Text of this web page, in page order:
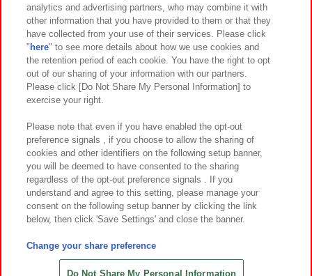
関連会社 サステナビリティ サイトポリシー
プライバシーポリシー ウェブアクセシビリティ方針と検証結果
お取引先さまとともに
カスタマーハラスメント対応方針 よくあるご質問・お問い合わせ
©Bandai Namco Amusement Inc.
©Bandai Namco Amusement Lab Inc.
©HANAYASHIKI Co., Ltd. All Rights Reserved.
analytics and advertising partners, who may combine it with
other information that you have provided to them or that they
have collected from your use of their services. Please click
" here" to see more details about how we use cookies and
the retention period of each cookie. You have the right to opt
out of our sharing of your information with our partners.
Please click [Do Not Share My Personal Information] to
exercise your right.
Please note that even if you have enabled the opt-out
preference signals , if you choose to allow the sharing of
cookies and other identifiers on the following setup banner,
you will be deemed to have consented to the sharing
regardless of the opt-out preference signals . If you
understand and agree to this setting, please manage your
consent on the following setup banner by clicking the link
below, then click 'Save Settings' and close the banner.
Change your share preference
Do Not Share My Personal Information